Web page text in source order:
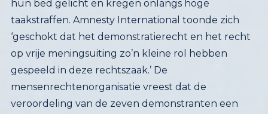
taakstraffen. Amnesty International toonde zich
‘geschokt dat het demonstratierecht en het recht
op vrije meningsuiting zo’n kleine rol hebben
gespeeld in deze rechtszaak.’ De
mensenrechtenorganisatie vreest dat de
veroordeling van de zeven demonstranten een
zorgwekkende voorbode is voor soortgelijke
toekomstige zaken. ‘Amnesty kijkt uit naar het